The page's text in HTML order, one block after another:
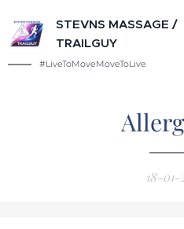
STEVNS MASSAGE /
TRAILGUY
#LiveToMoveMoveToLive
18-01-